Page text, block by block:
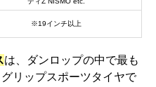
※19インチ以上
は、ダンロップの中で最も
リップスポーツタイヤで